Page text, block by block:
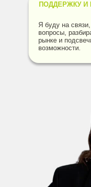
ПОДДЕРЖКУ И
Я буду на
вопросы,
рынке и
возможности.